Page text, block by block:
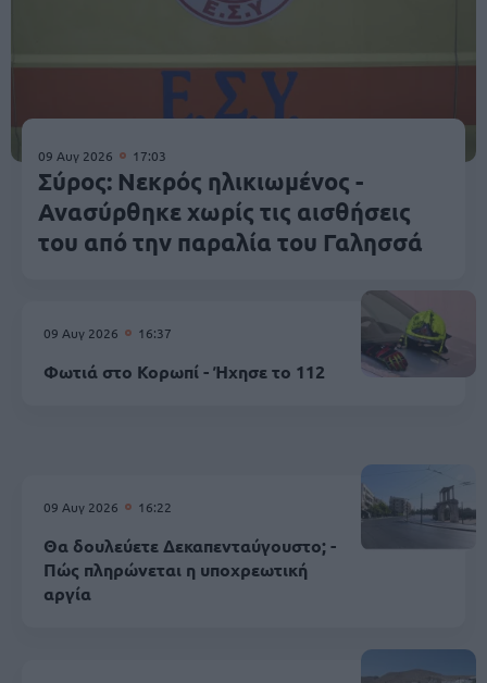
09 Αυγ 2026 17:03
Σύρος: Νεκρός ηλικιωμένος -
Ανασύρθηκε χωρίς τις αισθήσεις
του από την παραλία του Γαλησσά
09 Αυγ 2026 16:37
Φωτιά στο Κορωπί - Ήχησε το 112
09 Αυγ 2026 16:22
Θα δουλεύετε Δεκαπενταύγουστο; -
Πώς πληρώνεται η υποχρεωτική
αργία